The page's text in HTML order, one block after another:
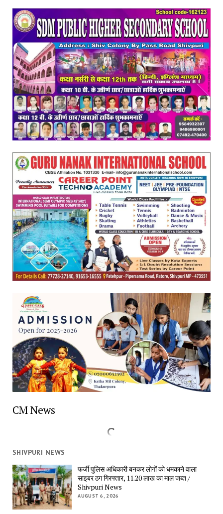
CM News
SHIVPURI NEWS
फर्जी पुलिस अधिकारी बनकर लोगों को धमकाने वाला
साइबर ठग गिरफ्तार, 11.20 लाख का माल जब्त /
Shivpuri News
AUGUST 6, 2026